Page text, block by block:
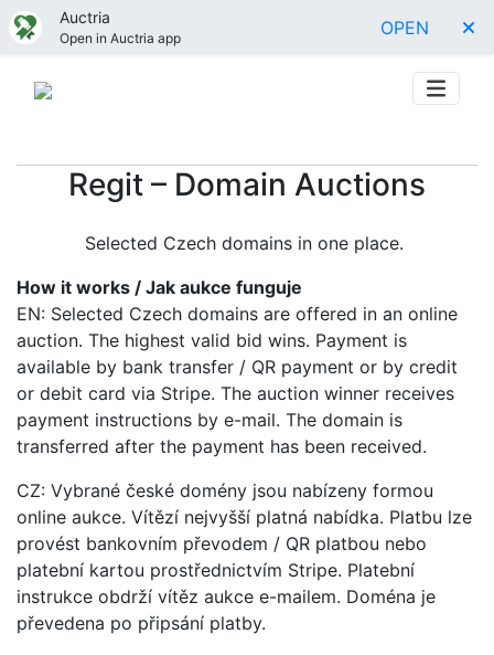
Auctria
Open in Auctria app OPEN
Regit – Domain Auctions
Selected Czech domains in one place.
How it works / Jak aukce funguje
EN: Selected Czech domains are offered in an online
auction. The highest valid bid wins. Payment is
available by bank transfer / QR payment or by credit
or debit card via Stripe. The auction winner receives
payment instructions by e-mail. The domain is
transferred after the payment has been received.
CZ: Vybrané české domény jsou nabízeny formou
online aukce. Vítězí nejvyšší platná nabídka. Platbu lze
provést bankovním převodem / QR platbou nebo
platební kartou prostřednictvím Stripe. Platební
instrukce obdrží vítěz aukce e-mailem. Doména je
převedena po připsání platby.